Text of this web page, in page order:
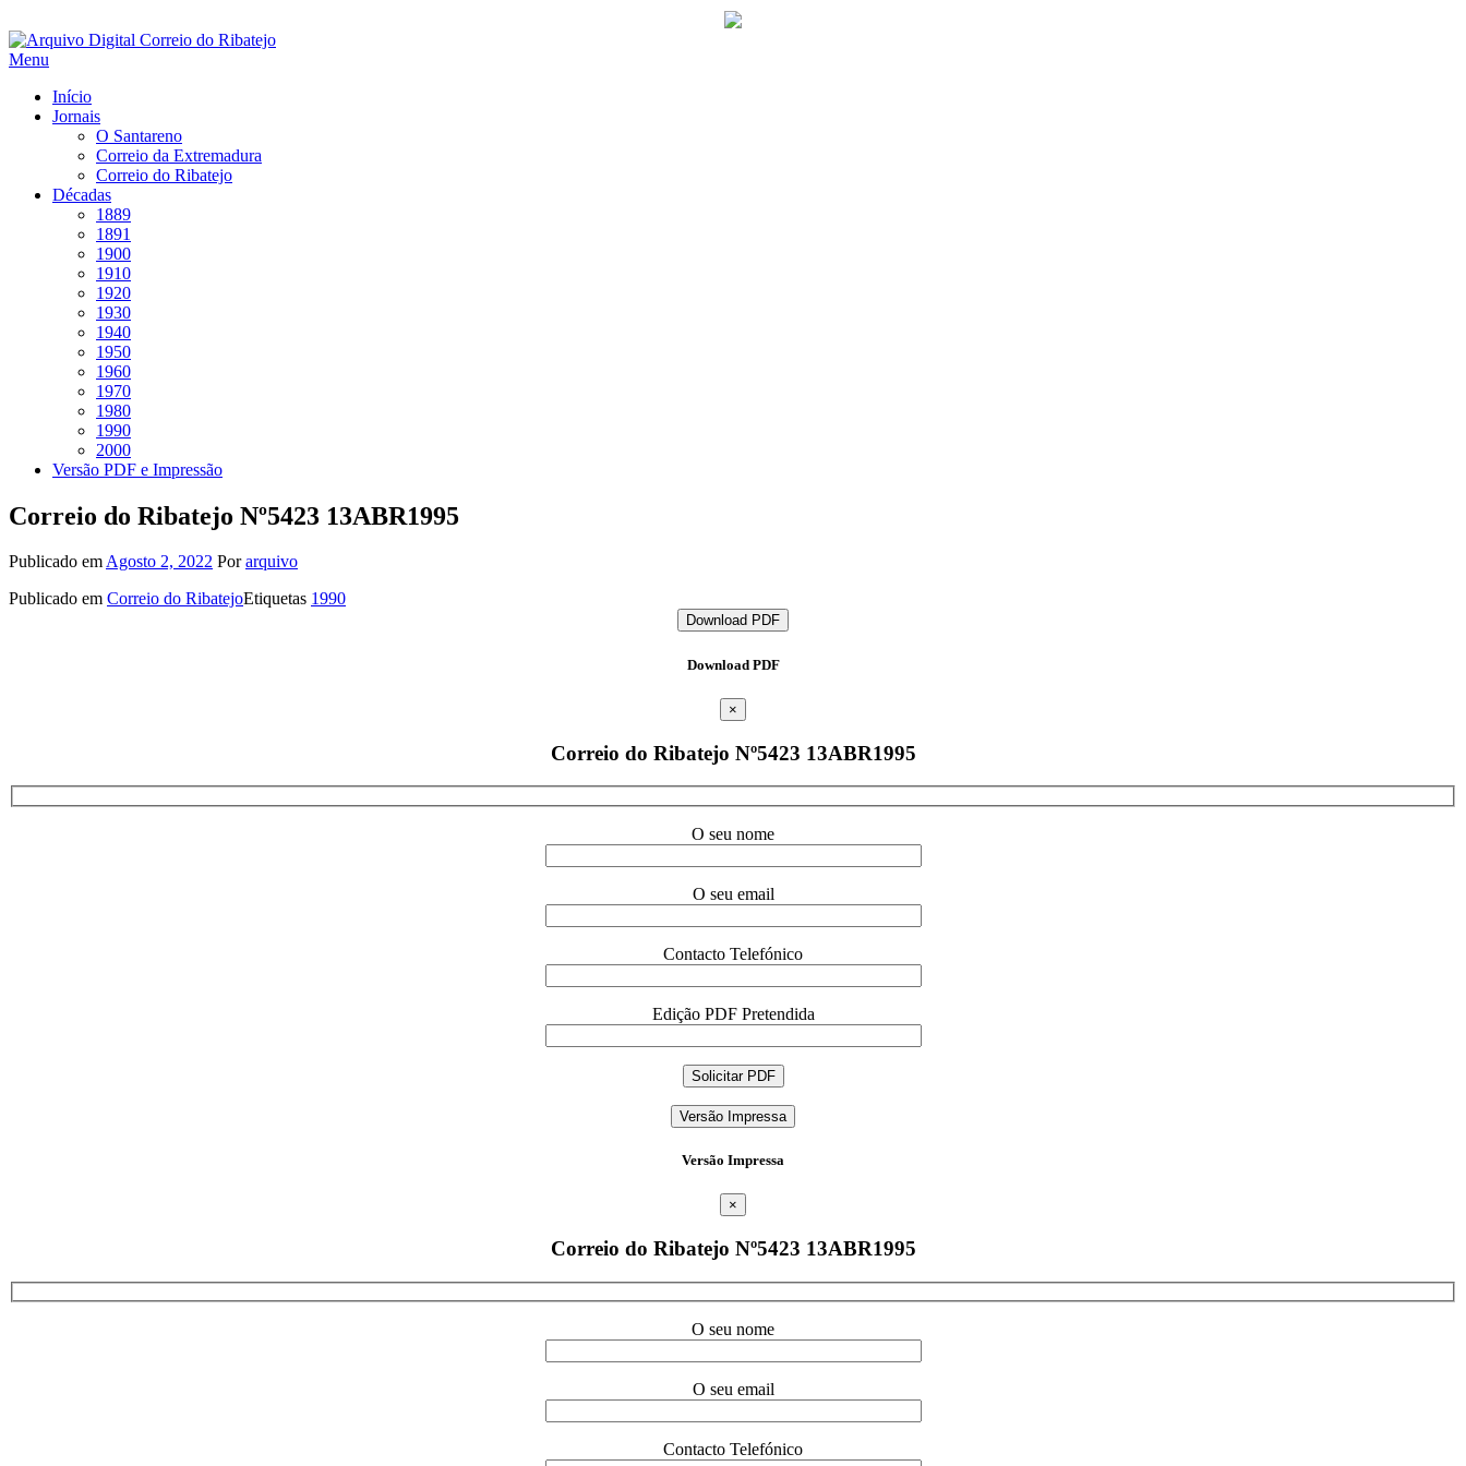
Saltar
para
Menu
Início
Jornais
O Santareno
Correio da Extremadura
Correio do Ribatejo
Décadas
1889
1891
1900
1910
1920
1930
1940
1950
1960
1970
1980
1990
2000
Versão PDF e Impressão
Correio do Ribatejo Nº5423 13ABR1995
Publicado emAgosto 2, 2022 Porarquivo
Publicado em Correio do RibatejoEtiquetas 1990
Download PDF
Download PDF
×
Correio do Ribatejo Nº5423 13ABR1995
O seu nome
O seu email
Contacto Telefónico
Edição PDF Pretendida
Versão Impressa
Versão Impressa
×
Correio do Ribatejo Nº5423 13ABR1995
O seu nome
O seu email
Contacto Telefónico